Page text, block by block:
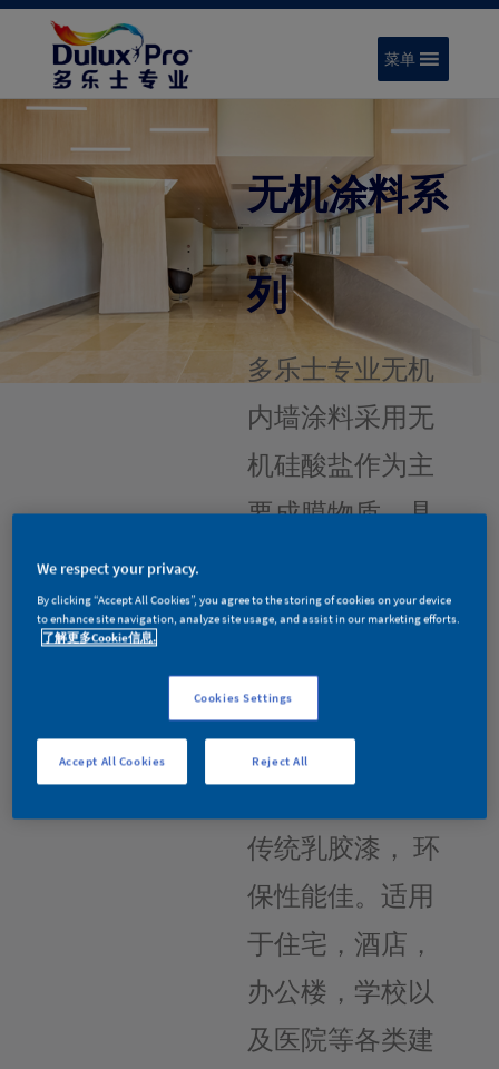
菜单
无机涂料系
列
多乐士专业无机
内墙涂料采用无
机硅酸盐作为主
要成膜物质，具
性，透气性，不
于无机材料的特
性，挥发性有机
传统乳胶漆， 环
保性能佳。适用
于住宅，酒店，
办公楼，学校以
及医院等各类建
We respect your privacy.
By clicking “Accept All Cookies”, you agree to the storing of cookies on your device
to enhance site navigation, analyze site usage, and assist in our marketing efforts.
了解更多Cookie信息.
Cookies Settings
Reject All
Accept All Cookies